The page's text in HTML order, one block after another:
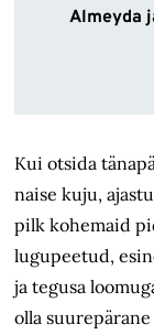
Almeyda
Kui otsida
naise kuju,
pilk kohemaid
lugupeetud,
ja tegusa
olla